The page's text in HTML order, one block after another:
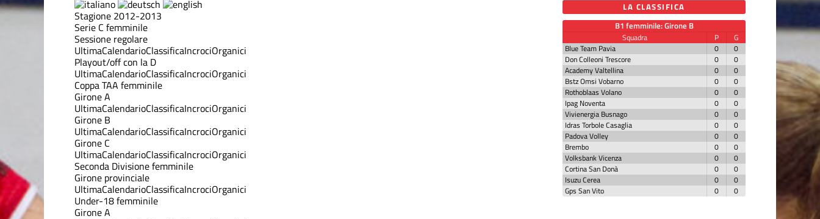
Stagione 2012-2013
Serie C femminile
Sessione regolare
UltimaCalendarioClassificaIncrociOrganici
Playout/off con la D
UltimaCalendarioClassificaIncrociOrganici
Coppa TAA femminile
Girone A
UltimaCalendarioClassificaIncrociOrganici
Girone B
UltimaCalendarioClassificaIncrociOrganici
Girone C
UltimaCalendarioClassificaIncrociOrganici
Seconda Divisione femminile
Girone provinciale
UltimaCalendarioClassificaIncrociOrganici
Under-18 femminile
Girone A
LA CLASSIFICA
B1 femminile: Girone B
Squadra P
G
Blue Team Pavia
0
0
Don Colleoni Trescore
0
0
Academy Valtellina
0
0
Bstz Omsi Vobarno
0
0
Rothoblaas Volano
0
0
Ipag Noventa
0
0
Vivienergia Busnago
0
0
Idras Torbole Casaglia
0
0
Padova Volley
0
0
Brembo
0
0
Volksbank Vicenza
0
0
Cortina San Donà
0
0
Isuzu Cerea
0
0
Gps San Vito
0 0